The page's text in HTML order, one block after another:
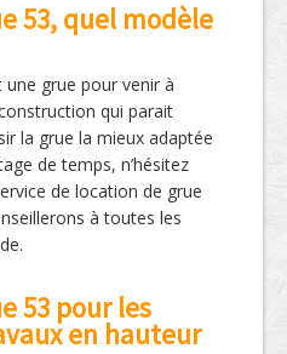
53, quel modèle
grue pour venir à
qui parait
la grue la mieux adaptée
de temps, n’hésitez
de location de grue
à toutes les
53 pour les
en hauteur